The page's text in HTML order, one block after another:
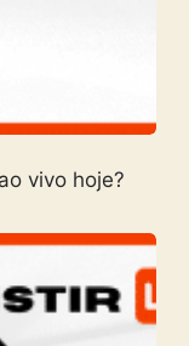
vivo hoje?